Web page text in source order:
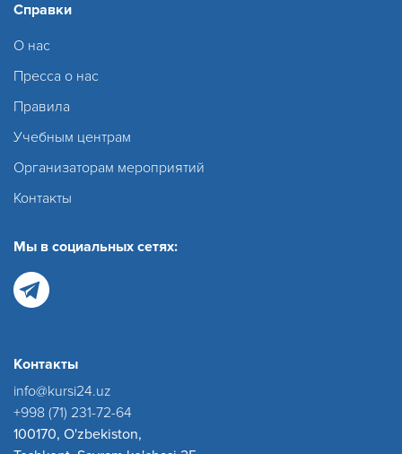
Справки
О нас
Пресса о нас
Правила
Учебным центрам
Организаторам мероприятий
Контакты
Мы в социальных сетях:
Контакты
info@kursi24.uz
+998 (71) 231-72-64
100170, O'zbekiston,